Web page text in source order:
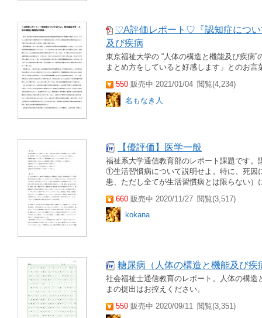
♡A評価レポート♡『認知症につ
及び疾病
東京福祉大学の “人体の構造と機能及び疾病
まとめ方をしていると好感します」とのお
550 販売中 2021/01/04 閲覧(4,234)
名もなき人
【優評価】医学一般
福祉系大学通信教育部のレポート課題です
①生活習慣病について説明せよ。特に、死因
患、ただし全てが生活習慣病とは限らない
660 販売中 2020/11/27 閲覧(3,517)
kokana
糖尿病（人体の構造と機能及び疾
社会福祉士通信教育のレポート。人体の構
まの提出はお控えください。
550 販売中 2020/09/11 閲覧(3,351)